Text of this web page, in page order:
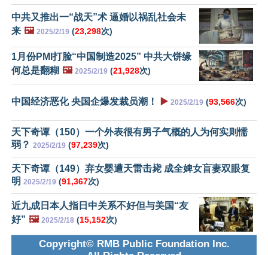
中共又推出一“战天”术 逼婚以祸乱社会未
来 🖼️ 2025/2/19 (23,298次)
1月份PMI打脸“中国制造2025” 中共大饼缘
何总是翻糊 🖼️ 2025/2/19 (21,928次)
中国经济恶化 央国企爆发裁员潮！ ▶️ 2025/2/19 (93,566次)
天下奇谭（150）一个外表很有男子气概的人为何实则懦
弱？ 2025/2/19 (97,239次)
天下奇谭（149）弃女婴遭天雷击毙 成全婢女盲妻双眼复
明 2025/2/19 (91,367次)
近九成日本人指日中关系不好但与美国“友
好” 🖼️ 2025/2/18 (15,152次)
Copyright© RMB Public Foundation Inc.